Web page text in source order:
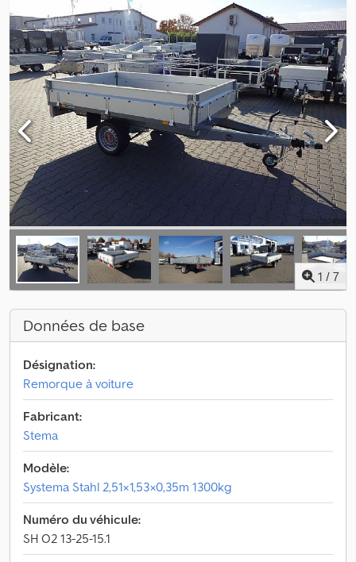
1 / 7
Données de base
Désignation:
Remorque à voiture
Fabricant:
Stema
Modèle:
Systema Stahl 2,51×1,53×0,35m 1300kg
Numéro du véhicule:
SH O2 13-25-15.1